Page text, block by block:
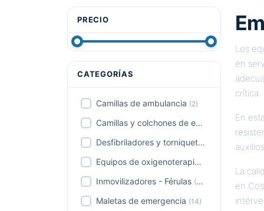
PRECIO
CATEGORÍAS
Camillas de ambulancia (2)
Camillas y colchones de evacuación (19)
Desfibriladores y torniquetes
Equipos de oxigenoterapia
Inmovilizadores - Férulas (13)
Maletas de emergencia (14)
Los
en
crítica.
En
La
en